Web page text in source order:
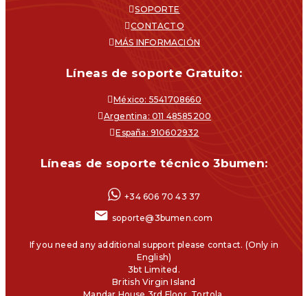
SOPORTE
CONTACTO
MÁS INFORMACIÓN
Líneas de soporte Gratuito:
México: 5541708660
Argentina: 011 48585200
España: 910602932
Líneas de soporte técnico 3bumen:
+34 606 70 43 37
soporte@3bumen.com
If you need any additional support please contact. (Only in
English)
3bt Limited.
British Virgin Island